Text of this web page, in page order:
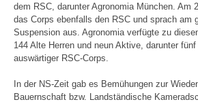
dem RSC, darunter Agronomia München. Am
das Corps ebenfalls den RSC und sprach am
Suspension aus. Agronomia verfügte zu
144 Alte Herren und neun Aktive, darunter
auswärtiger RSC-Corps.
In der NS-Zeit gab es Bemühungen zur
Bauernschaft bzw. Landständische